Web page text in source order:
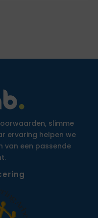
slimme
ervaring helpen we
van een passende